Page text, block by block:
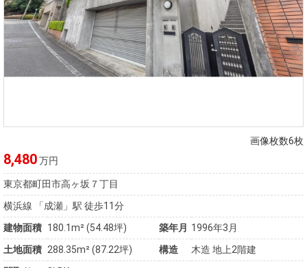
画像枚数6枚
8,480万円
東京都町田市高ヶ坂７丁目
横浜線 「成瀬」駅 徒歩11分
建物面積 180.1m² (54.48坪) 築年月
1996年3月
土地面積 288.35m² (87.22坪) 構造
木造 地上2階建